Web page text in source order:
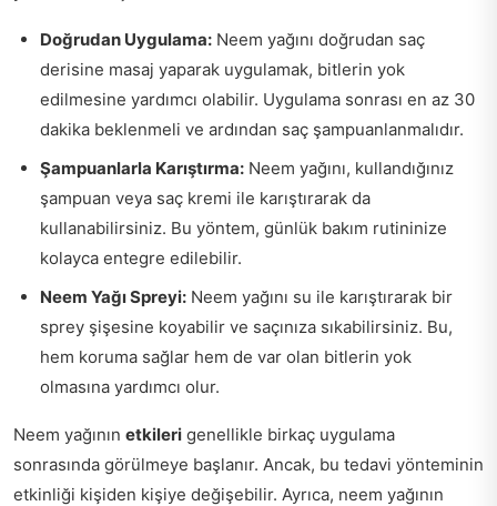
Doğrudan Uygulama: Neem yağını doğrudan saç
derisine masaj yaparak uygulamak, bitlerin yok
edilmesine yardımcı olabilir. Uygulama sonrası en az 30
dakika beklenmeli ve ardından saç şampuanlanmalıdır.
Şampuanlarla Karıştırma: Neem yağını, kullandığınız
şampuan veya saç kremi ile karıştırarak da
kullanabilirsiniz. Bu yöntem, günlük bakım rutininize
kolayca entegre edilebilir.
Neem Yağı Spreyi: Neem yağını su ile karıştırarak bir
sprey şişesine koyabilir ve saçınıza sıkabilirsiniz. Bu,
hem koruma sağlar hem de var olan bitlerin yok
olmasına yardımcı olur.
Neem yağının etkileri genellikle birkaç uygulama
sonrasında görülmeye başlanır. Ancak, bu tedavi yönteminin
etkinliği kişiden kişiye değişebilir. Ayrıca, neem yağının